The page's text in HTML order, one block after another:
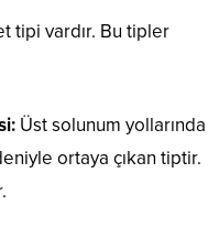
tipi vardır. Bu tipler
Üst solunum yollarında
ortaya çıkan tiptir.